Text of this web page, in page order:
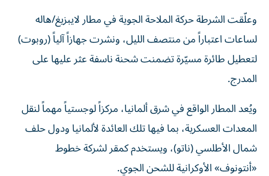
لساعات اعتباراً من منتصف الليل، ونشرت جهازاً آلياً (روبوت)
لتعطيل طائرة مسيّرة تضمنت شحنة ناسفة عثر عليها على
المدرج.
ويُعد المطار الواقع في شرق ألمانيا، مركزاً لوجستياً مهماً لنقل
المعدات العسكرية، بما فيها تلك العائدة لألمانيا ودول حلف
شمال الأطلسي (ناتو)، ويستخدم كمقر لشركة خطوط
«أنتونوف» الأوكرانية للشحن الجوي.